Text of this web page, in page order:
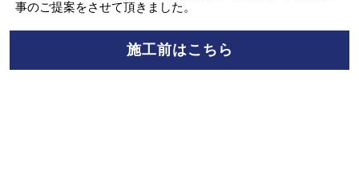
事のご提案をさせて頂きました。
施工前はこちら